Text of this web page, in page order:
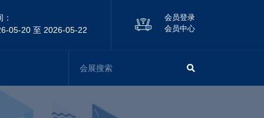
05-20 至 2026-05-22
会员登录
会员中心